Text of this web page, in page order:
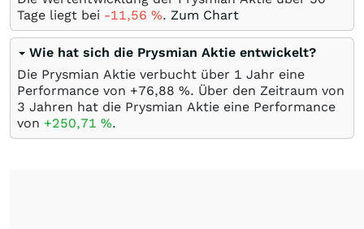
Tage liegt bei -11,56 %. Zum Chart
Wie hat sich die Prysmian Aktie entwickelt?
Die Prysmian Aktie verbucht über 1 Jahr eine
Performance von +76,88 %. Über den Zeitraum von
3 Jahren hat die Prysmian Aktie eine Performance
von +250,71 %.